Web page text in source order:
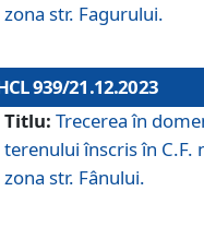
zona str. Fagurului.
939/21.12.2023
Titlu: Trecerea în
terenului înscris în C.F.
zona str. Fânului.